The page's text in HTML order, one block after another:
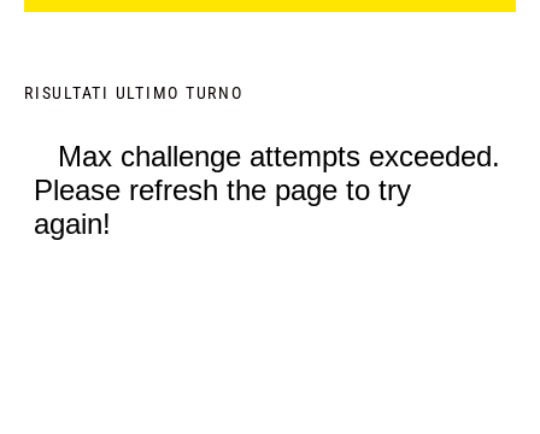
RISULTATI ULTIMO TURNO